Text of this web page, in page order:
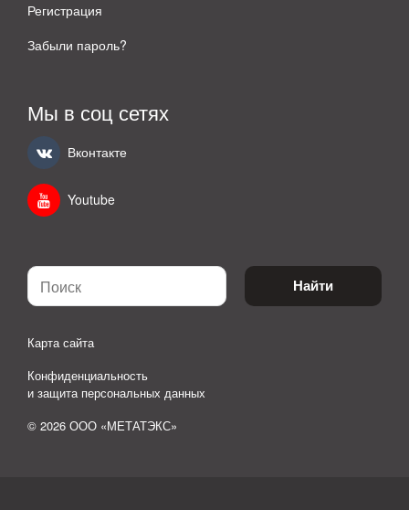
Регистрация
Забыли пароль?
Мы в соц сетях
Вконтакте
Youtube
Найти
Карта сайта
Конфиденциальность
и защита персональных данных
© 2026 ООО «МЕТАТЭКС»